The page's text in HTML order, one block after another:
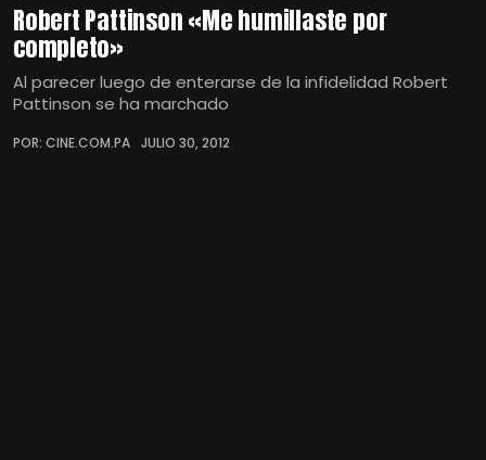
Robert Pattinson «Me humillaste por
completo»
Al parecer luego de enterarse de la infidelidad Robert
Pattinson se ha marchado
POR: CINE.COM.PA JULIO 30, 2012